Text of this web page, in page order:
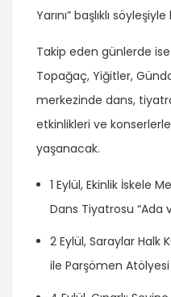
Yarını” başlıklı
Takip eden günlerde ise
Topağaç, Yiğitler,
merkezinde dans,
etkinlikleri ve
yaşanacak.
1 Eylül, Ekinlik İskele
Dans Tiyatrosu “Ada
2 Eylül, Saraylar Halk
ile Parşömen Atölyesi